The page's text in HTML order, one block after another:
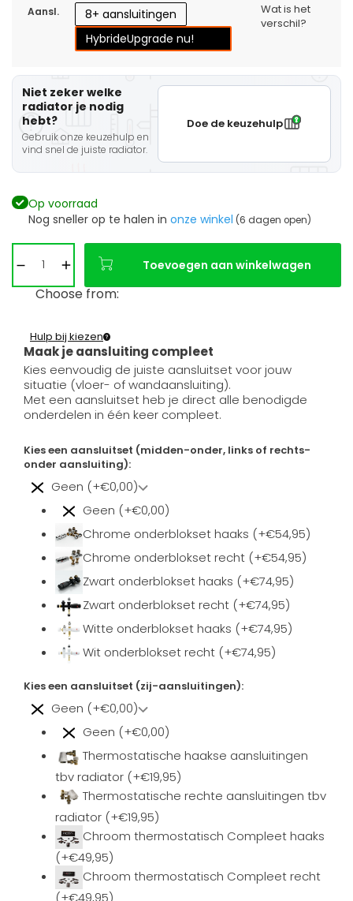
Aansl.
8+ aansluitingen
HybrideUpgrade nu!
Wat is het
verschil?
Niet zeker welke
radiator je nodig
hebt?
Gebruik onze keuzehulp en
vind snel de juiste radiator.
Doe de keuzehulp
Op voorraad
Nog sneller op te halen in onze winkel (6 dagen open)
Toevoegen aan winkelwagen
Choose from:
Maak je aansluiting compleet
Hulp bij kiezen
Kies eenvoudig de juiste aansluitset voor jouw
situatie (vloer- of wandaansluiting).
Met een aansluitset heb je direct alle benodigde
onderdelen in één keer compleet.
Kies een aansluitset (midden-onder, links of rechts-
onder aansluiting):
Geen (+€0,00)
Geen (+€0,00)
Chrome onderblokset haaks (+€54,95)
Chrome onderblokset recht (+€54,95)
Zwart onderblokset haaks (+€74,95)
Zwart onderblokset recht (+€74,95)
Witte onderblokset haaks (+€74,95)
Wit onderblokset recht (+€74,95)
Kies een aansluitset (zij-aansluitingen):
Geen (+€0,00)
Geen (+€0,00)
Thermostatische haakse aansluitingen
tbv radiator (+€19,95)
Thermostatische rechte aansluitingen tbv
radiator (+€19,95)
Chroom thermostatisch Compleet haaks
(+€49,95)
Chroom thermostatisch Compleet recht
(+€49,95)